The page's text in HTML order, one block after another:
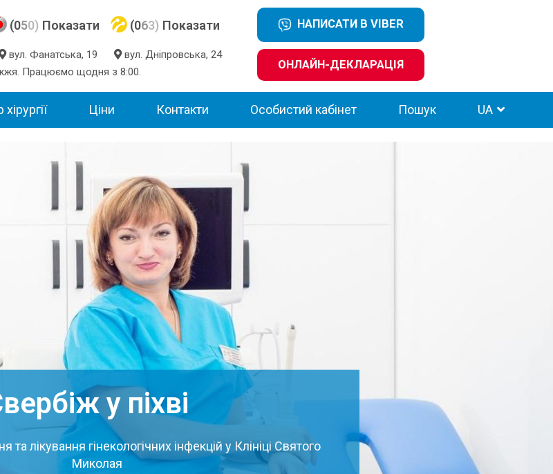
(050) Показати
вул. Фанатська, 19
вул. Дніпровська, 24
Працюємо щодня з 8:00.
(063) Показати НАПИСАТИ В VIBER
ОНЛАЙН-ДЕКЛАРАЦІЯ
Ціни Контакти Особистий кабінет Пошук UA
у піхві
лікування гінекологічних інфекцій у Клініці Святого
Миколая